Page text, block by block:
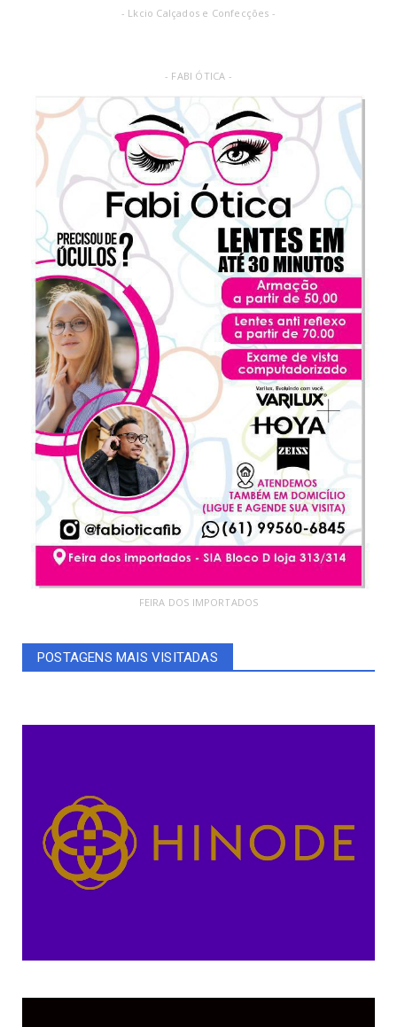
- Lkcio Calçados e Confecções -
- FABI ÓTICA -
FEIRA DOS IMPORTADOS
POSTAGENS MAIS VISITADAS